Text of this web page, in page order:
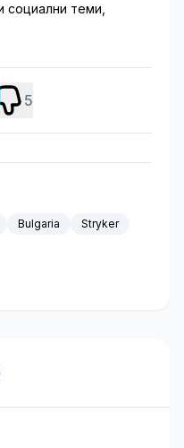
социални теми,
5
Bulgaria Stryker